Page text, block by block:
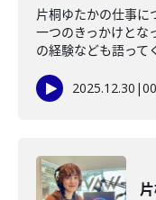
片桐ゆたかの仕事に
一つのきっかけとな
の経験なども語って
2025.12.30 |